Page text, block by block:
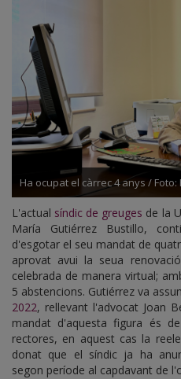
Ha ocupat el càrrec 4 anys / Foto:
L'actual síndic de greuges de la
María Gutiérrez Bustillo,
d'esgotar el seu mandat de
aprovat avui la seua
celebrada de manera virtual;
5 abstencions. Gutiérrez va
2022, rellevant l'advocat Joan
mandat d'aquesta figura és
rectores, en aquest cas la
donat que el síndic ja ha
segon període al capdavant de